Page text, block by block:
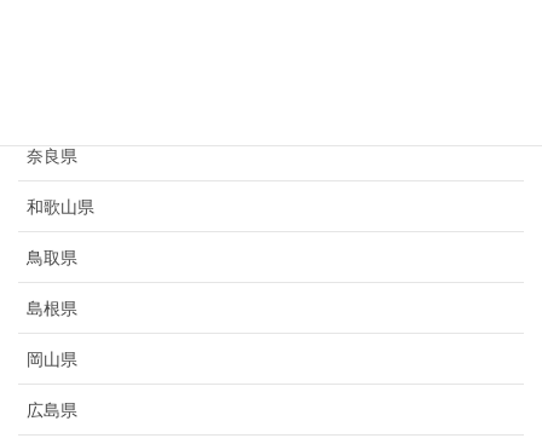
奈良県
和歌山県
鳥取県
島根県
岡山県
広島県